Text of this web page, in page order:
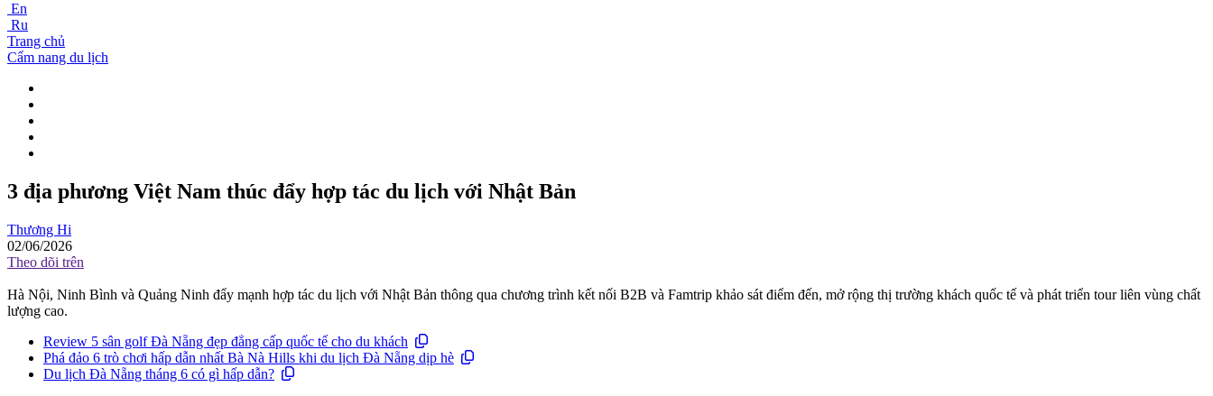
En
Ru
Trang chủ
Cẩm nang du lịch
3 địa phương Việt Nam thúc đẩy hợp tác du lịch với Nhật Bản
Thương Hi
02/06/2026
Theo dõi trên
Hà Nội, Ninh Bình và Quảng Ninh đẩy mạnh hợp tác du lịch với Nhật Bản thông qua chương trình kết nối B2B và Famtrip khảo sát điểm đến, mở rộng thị trường khách quốc tế và phát triển tour liên vùng chất
lượng cao.
Review 5 sân golf Đà Nẵng đẹp đẳng cấp quốc tế cho du khách
Phá đảo 6 trò chơi hấp dẫn nhất Bà Nà Hills khi du lịch Đà Nẵng dịp hè
Du lịch Đà Nẵng tháng 6 có gì hấp dẫn?